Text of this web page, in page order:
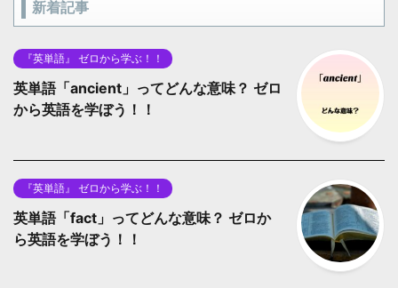
新着記事
『英単語』 ゼロから学ぶ！！
英単語「ancient」ってどんな意味？ ゼロ
から英語を学ぼう！！
『英単語』 ゼロから学ぶ！！
英単語「fact」ってどんな意味？ ゼロか
ら英語を学ぼう！！